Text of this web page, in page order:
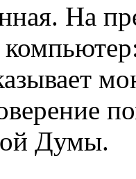
На
Думы.